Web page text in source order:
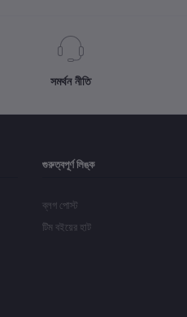
সমর্থন নীতি
গুরুত্বপূর্ণ লিঙ্ক
ব্লগ পোস্ট
টিম বইয়ের হাট